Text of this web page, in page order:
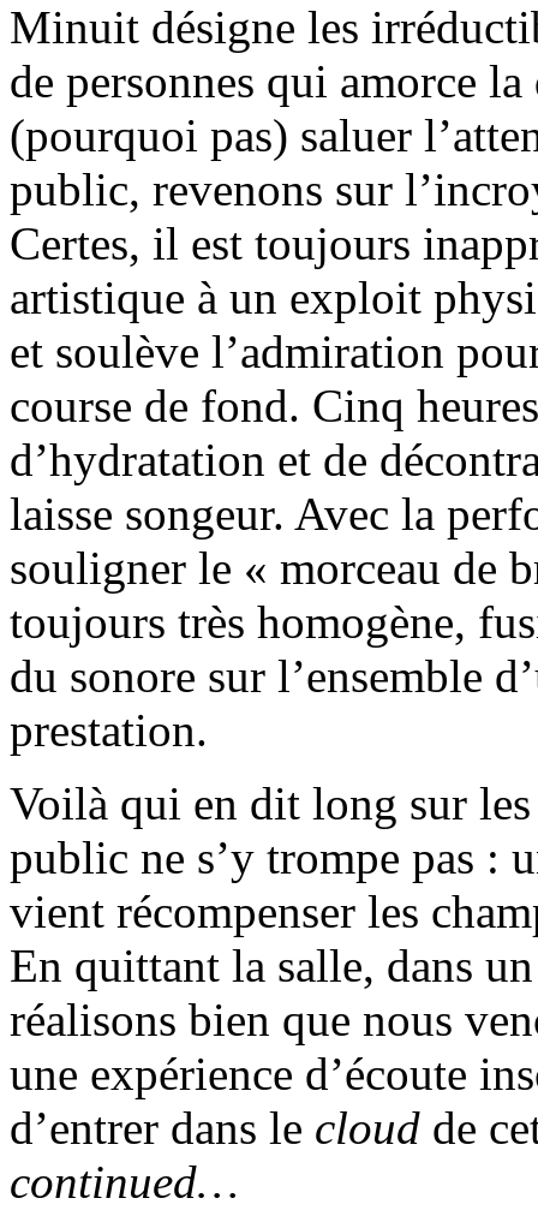
Minuit désigne les
de personnes qui amorce
(pourquoi pas) saluer
public, revenons sur
Certes, il est toujours
artistique à un exploit
et soulève l’admiration
course de fond. Cinq
d’hydratation et de
laisse songeur. Avec la
souligner le « morceau de
toujours très homogène,
du sonore sur l’ensemble
prestation.
Voilà qui en dit long sur
public ne s’y trompe pas :
vient récompenser les
En quittant la salle, dans
réalisons bien que nous
une expérience d’écoute
d’entrer dans le cloud de
continued…